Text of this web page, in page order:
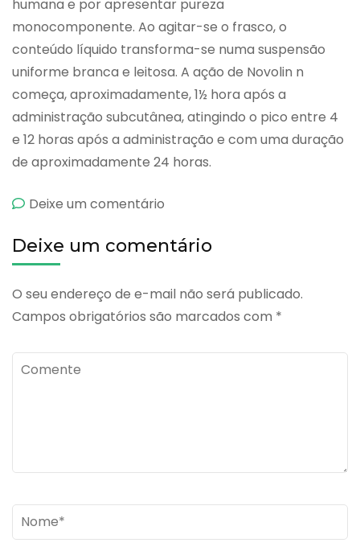
humana e por apresentar pureza
monocomponente. Ao agitar-se o frasco, o
conteúdo líquido transforma-se numa suspensão
uniforme branca e leitosa. A ação de Novolin n
começa, aproximadamente, 1½ hora após a
administração subcutânea, atingindo o pico entre 4
e 12 horas após a administração e com uma duração
de aproximadamente 24 horas.
Deixe um comentário
Deixe um comentário
O seu endereço de e-mail não será publicado.
Campos obrigatórios são marcados com *
Comente
Name*